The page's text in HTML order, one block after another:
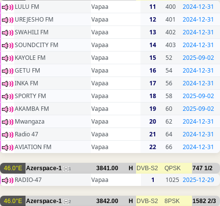
LULU FM Vapaa 11 400
2024-12-31
UREJESHO FM
Vapaa 12 401
2024-12-31
SWAHILI FM
Vapaa 13 402
2024-12-31
SOUNDCITY FM
Vapaa 14 403
2024-12-31
KAYOLE FM
Vapaa 15 52
2025-09-02
GETU FM
Vapaa 16 54
2024-12-31
INKA FM
Vapaa 17 56
2024-12-31
SPORTY FM
Vapaa 18 58
2025-09-02
AKAMBA FM
Vapaa 19 60
2025-09-02
Mwangaza
Vapaa 20 62
2024-12-31
Radio 47
Vapaa 21 64
2024-12-31
AVIATION FM
Vapaa 22 66 2024-12-31
46.0°E Azerspace-1 1 3841.00 H DVB-S2 QPSK 747 1/2
RADIO-47 Vapaa 1 1025 2025-12-29
46.0°E Azerspace-1 2 3842.00 H DVB-S2 8PSK 1582 2/3